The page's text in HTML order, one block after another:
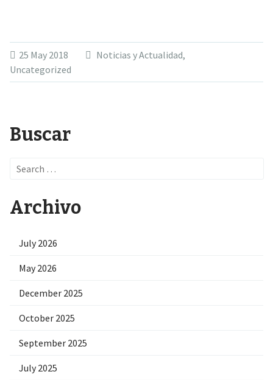
25 May 2018 Noticias y Actualidad,
Uncategorized
Buscar
Search
Archivo
July 2026
May 2026
December 2025
October 2025
September 2025
July 2025